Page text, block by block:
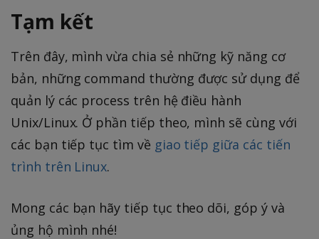
Tạm kết
Trên đây, mình vừa chia sẻ những kỹ năng cơ
bản, những command thường được sử dụng để
quản lý các process trên hệ điều hành
Unix/Linux. Ở phần tiếp theo, mình sẽ cùng với
các bạn tiếp tục tìm về giao tiếp giữa các tiến
trình trên Linux.
Mong các bạn hãy tiếp tục theo dõi, góp ý và
ủng hộ mình nhé!